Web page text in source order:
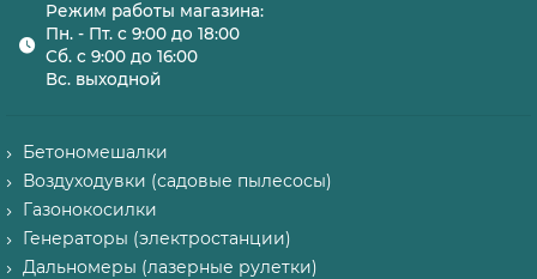
Режим работы магазина:
Пн. - Пт. с 9:00 до 18:00
Сб. с 9:00 до 16:00
Вс. выходной
Бетономешалки
Воздуходувки (садовые пылесосы)
Газонокосилки
Генераторы (электростанции)
Дальномеры (лазерные рулетки)